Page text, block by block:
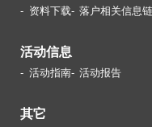
资料下载 落户相关信息
活动信息
活动指南 活动报告
其它